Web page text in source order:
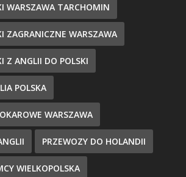
WARSZAWA TARCHOMIN
ZAGRANICZNE WARSZAWA
Z ANGLII DO POLSKI
POLSKA
WARSZAWA
PRZEWOZY DO HOLANDII
WIELKOPOLSKA